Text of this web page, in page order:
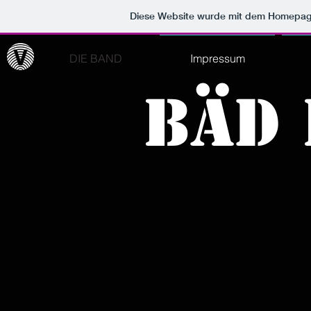
Diese Website wurde mit dem
DIE BAND Impressum
Bäd